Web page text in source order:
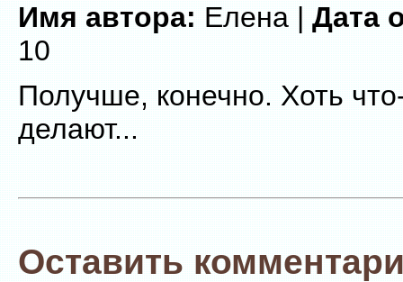
Имя автора:Елена |Дата
10
Получше, конечно. Хоть
делают...
Оставить